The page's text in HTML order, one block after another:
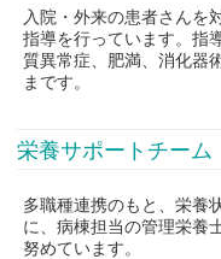
入院・外来の患者さんを
指導を行っています。指
質異常症、肥満、消化器
まです。
栄養サポートチーム
多職種連携のもと、栄養
に、病棟担当の管理栄養
努めています。